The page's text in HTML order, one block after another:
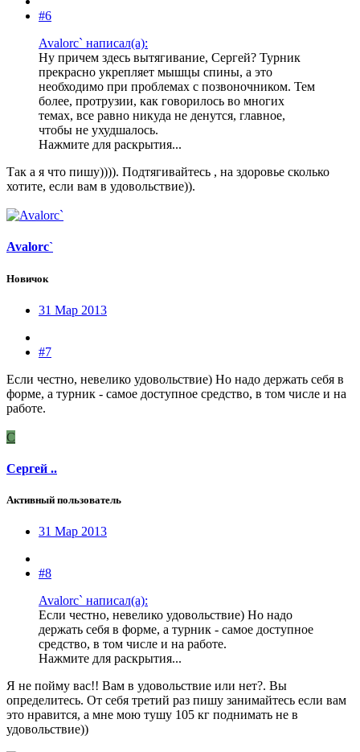
#6
Avalorc` написал(а):
Ну причем здесь вытягивание, Сергей? Турник
прекрасно укрепляет мышцы спины, а это
необходимо при проблемах с позвоночником. Тем
более, протрузии, как говорилось во многих
темах, все равно никуда не денутся, главное,
чтобы не ухудшалось.
Нажмите для раскрытия...
Так а я что пишу)))). Подтягивайтесь , на здоровье сколько
хотите, если вам в удовольствие)).
Avalorc`
Новичок
31 Мар 2013
#7
Если честно, невелико удовольствие) Но надо держать себя в
форме, а турник - самое доступное средство, в том числе и на
работе.
С
Сергей ..
Активный пользователь
31 Мар 2013
#8
Avalorc` написал(а):
Если честно, невелико удовольствие) Но надо
держать себя в форме, а турник - самое доступное
средство, в том числе и на работе.
Нажмите для раскрытия...
Я не пойму вас!! Вам в удовольствие или нет?. Вы
определитесь. От себя третий раз пишу занимайтесь если вам
это нравится, а мне мою тушу 105 кг поднимать не в
удовольствие))